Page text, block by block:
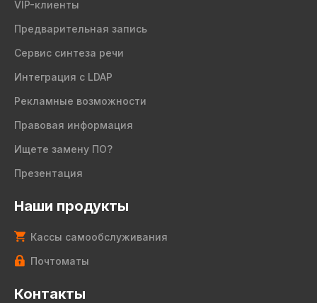
VIP-клиенты
Предварительная запись
Сервис синтеза речи
Интеграция с LDAP
Рекламные возможности
Правовая информация
Ищете замену ПО?
Презентация
Наши продукты
Кассы самообслуживания
Почтоматы
Контакты